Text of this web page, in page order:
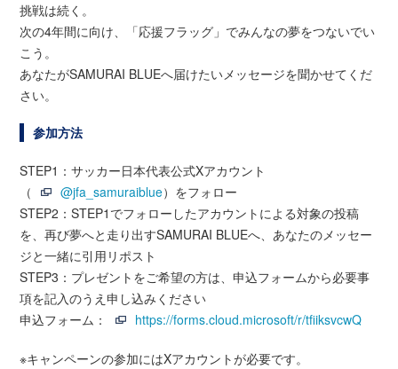
挑戦は続く。
次の4年間に向け、「応援フラッグ」でみんなの夢をつないでい
こう。
あなたがSAMURAI BLUEへ届けたいメッセージを聞かせてくだ
さい。
参加方法
STEP1：サッカー日本代表公式Xアカウント
（
@jfa_samuraiblue）をフォロー
STEP2：STEP1でフォローしたアカウントによる対象の投稿
を、再び夢へと走り出すSAMURAI BLUEへ、あなたのメッセー
ジと一緒に引用リポスト
STEP3：プレゼントをご希望の方は、申込フォームから必要事
項を記入のうえ申し込みください
申込フォーム：
https://forms.cloud.microsoft/r/tfiiksvcwQ
※キャンペーンの参加にはXアカウントが必要です。